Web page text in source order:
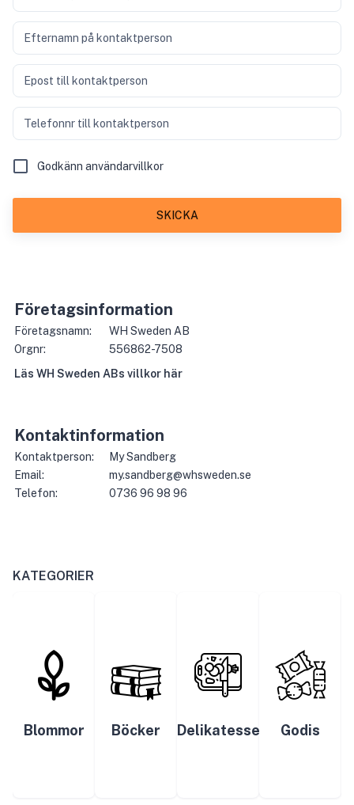
Efternamn på kontaktperson
Epost till kontaktperson
Telefonnr till kontaktperson
Godkänn användarvillkor
SKICKA
Företagsinformation
Företagsnamn:
WH Sweden AB
Orgnr:
556862-7508
Läs WH Sweden ABs villkor här
Kontaktinformation
Kontaktperson:
My Sandberg
Email:
my.sandberg@whsweden.se
Telefon:
0736 96 98 96
KATEGORIER
Blommor Böcker Delikatesser Godis